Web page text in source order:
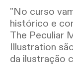
"No curso
histórico e
The Peculiar
Illustration
da ilustração